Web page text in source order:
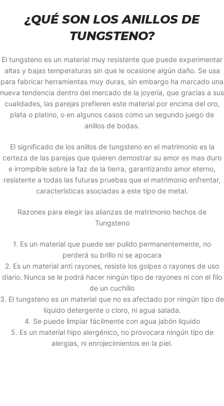
¿QUÉ SON LOS ANILLOS DE
TUNGSTENO?
El tungsteno es un material muy resistente que puede experimentar
altas y bajas temperaturas sin que le ocasione algún daño. Se usa
para fabricar herramientas muy duras, sin embargo ha marcado una
nueva tendencia dentro del mercado de la joyería, que gracias a sus
cualidades, las parejas prefieren este material por encima del oro,
plata o platino, o en algunos casos como un segundo juego de
anillos de bodas.
El significado de los anillos de tungsteno en el matrimonio es la
certeza de las parejas que quieren demostrar su amor es mas duro
e irrompible sobre la faz de la tierra, garantizando amor eterno,
resistente a todas las futuras pruebas que el matrimonio enfrentar,
características asociadas a este tipo de metal.
Razones para elegir las alianzas de matrimonio hechos de
Tungsteno
1. Es un material que puede ser pulido permanentemente, no
perderá su brillo ni se apocara
2. Es un material anti rayones, resiste los golpes o rayones de uso
diario. Nunca se le podrá hacer ningún tipo de rayones ni con el filo
de un cuchillo
3. El tungsteno es un material que no es afectado por ningún tipo de
líquido detergente o cloro, ni agua salada.
4. Se puede limpiar fácilmente con agua jabón liquido
5. Es un material hipo alergénico, no provocara ningún tipo de
alergias, ni enrojecimientos en la piel.